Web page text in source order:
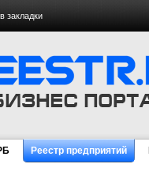
закладки
Реестр предприятий